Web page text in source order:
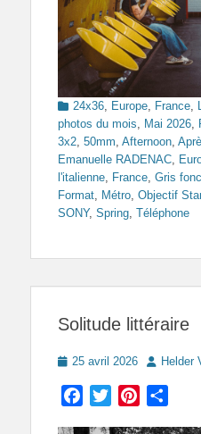
Categories
24x36, Europe, France,
photos du mois, Mai 2026,
3x2, 50mm, Afternoon,
Emanuelle RADENAC,
l'italienne, France, Gris
Format, Métro, Objectif
SONY, Spring, Téléphone
Solitude littéraire
Posted
25 avril 2026 AuthorHelder
Facebook
TwitterPinterest